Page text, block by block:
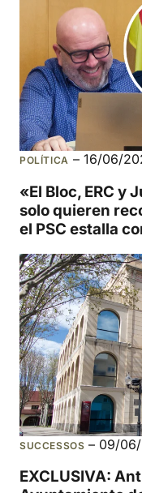
POLÍTICA – 16/06/
«El Bloc, ERC y
solo quieren
el PSC estalla
SUCCESSOS – 09/
EXCLUSIVA: